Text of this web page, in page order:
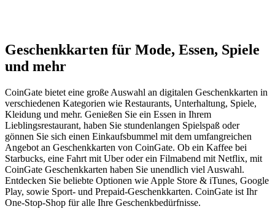
Geschenkkarten für Mode, Essen, Spiele
und mehr
CoinGate bietet eine große Auswahl an digitalen Geschenkkarten in
verschiedenen Kategorien wie Restaurants, Unterhaltung, Spiele,
Kleidung und mehr. Genießen Sie ein Essen in Ihrem
Lieblingsrestaurant, haben Sie stundenlangen Spielspaß oder
gönnen Sie sich einen Einkaufsbummel mit dem umfangreichen
Angebot an Geschenkkarten von CoinGate. Ob ein Kaffee bei
Starbucks, eine Fahrt mit Uber oder ein Filmabend mit Netflix, mit
CoinGate Geschenkkarten haben Sie unendlich viel Auswahl.
Entdecken Sie beliebte Optionen wie Apple Store & iTunes, Google
Play, sowie Sport- und Prepaid-Geschenkkarten. CoinGate ist Ihr
One-Stop-Shop für alle Ihre Geschenkbedürfnisse.